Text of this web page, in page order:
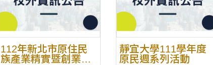
112年新北市原住民
族產業精實暨創業計
靜宜大學111學年度
原民週系列活動